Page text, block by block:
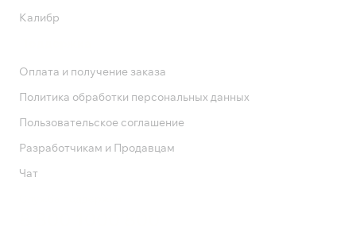
Калибр
Оплата и получение заказа
Политика обработки персональных данных
Пользовательское соглашение
Разработчикам и Продавцам
Чат